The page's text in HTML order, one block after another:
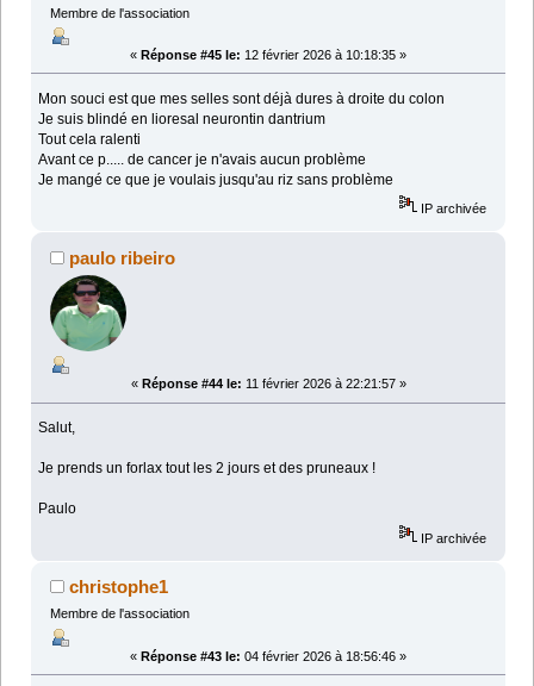
Membre de l'association
« Réponse #45 le: 12 février 2026 à 10:18:35 »
Mon souci est que mes selles sont déjà dures à droite du colon
Je suis blindé en lioresal neurontin dantrium
Tout cela ralenti
Avant ce p..... de cancer je n'avais aucun problème
Je mangé ce que je voulais jusqu'au riz sans problème
IP archivée
paulo ribeiro
« Réponse #44 le: 11 février 2026 à 22:21:57 »
Salut,
Je prends un forlax tout les 2 jours et des pruneaux !
Paulo
IP archivée
christophe1
Membre de l'association
« Réponse #43 le: 04 février 2026 à 18:56:46 »